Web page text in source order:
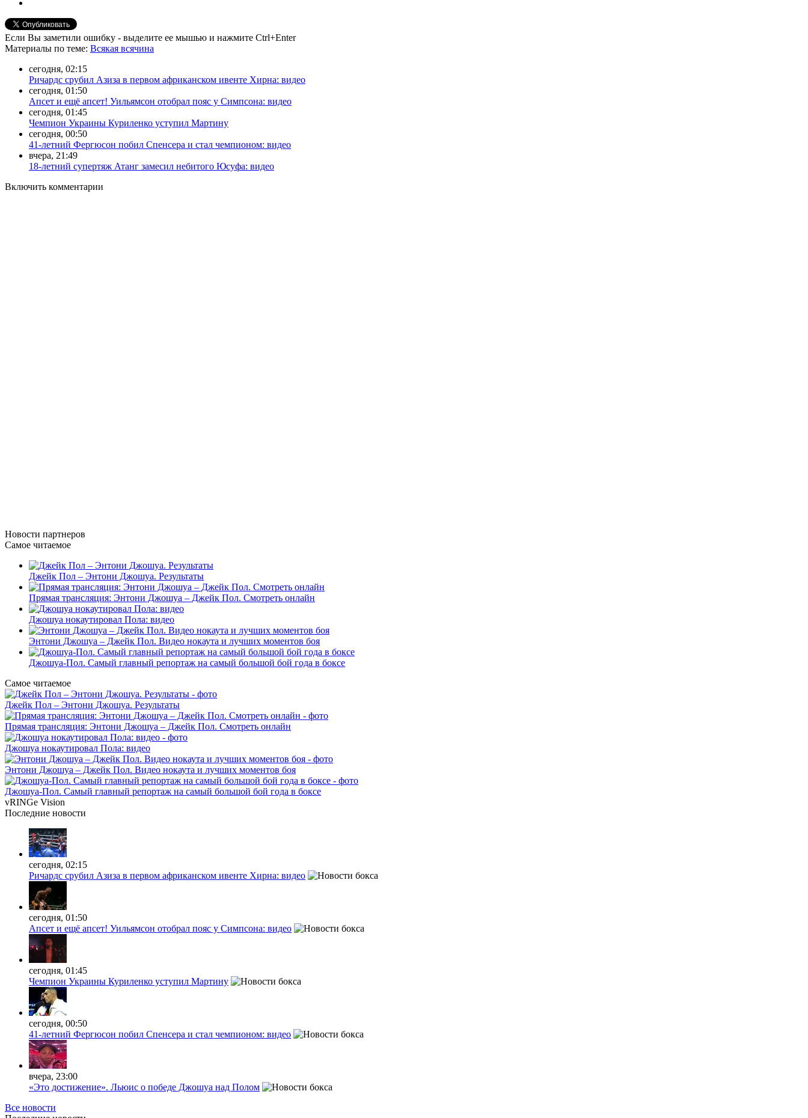
Если Вы заметили ошибку - выделите ее мышью и нажмите Ctrl+Enter
Материалы по теме: Всякая всячина
сегодня, 02:15
Ричардс срубил Азиза в первом африканском ивенте Хирна: видео
сегодня, 01:50
Апсет и ещё апсет! Уильямсон отобрал пояс у Симпсона: видео
сегодня, 01:45
Чемпион Украины Куриленко уступил Мартину
сегодня, 00:50
41-летний Фергюсон побил Спенсера и стал чемпионом: видео
вчера, 21:49
18-летний супертяж Атанг замесил небитого Юсуфа: видео
Включить комментарии
Новости партнеров
Самое читаемое
Джейк Пол – Энтони Джошуа. Результаты
Прямая трансляция: Энтони Джошуа – Джейк Пол. Смотреть онлайн
Джошуа нокаутировал Пола: видео
Энтони Джошуа – Джейк Пол. Видео нокаута и лучших моментов боя
Джошуа-Пол. Самый главный репортаж на самый большой бой года в боксе
Самое читаемое
Джейк Пол – Энтони Джошуа. Результаты
Прямая трансляция: Энтони Джошуа – Джейк Пол. Смотреть онлайн
Джошуа нокаутировал Пола: видео
Энтони Джошуа – Джейк Пол. Видео нокаута и лучших моментов боя
Джошуа-Пол. Самый главный репортаж на самый большой бой года в боксе
vRINGe Vision
Последние новости
сегодня, 02:15
Ричардс срубил Азиза в первом африканском ивенте Хирна: видео
сегодня, 01:50
Апсет и ещё апсет! Уильямсон отобрал пояс у Симпсона: видео
сегодня, 01:45
Чемпион Украины Куриленко уступил Мартину
сегодня, 00:50
41-летний Фергюсон побил Спенсера и стал чемпионом: видео
вчера, 23:00
«Это достижение». Льюис о победе Джошуа над Полом
Все новости